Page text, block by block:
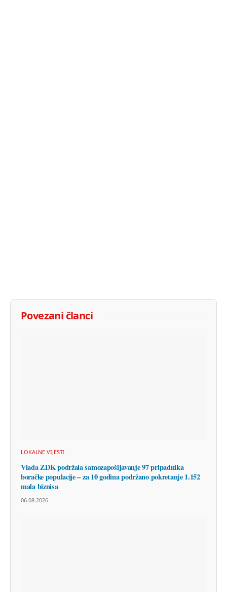
Povezani članci
LOKALNE VIJESTI
Vlada ZDK podržala samozapošljavanje 97 pripadnika
boračke populacije – za 10 godina podržano pokretanje 1.152
mala biznisa
06.08.2026